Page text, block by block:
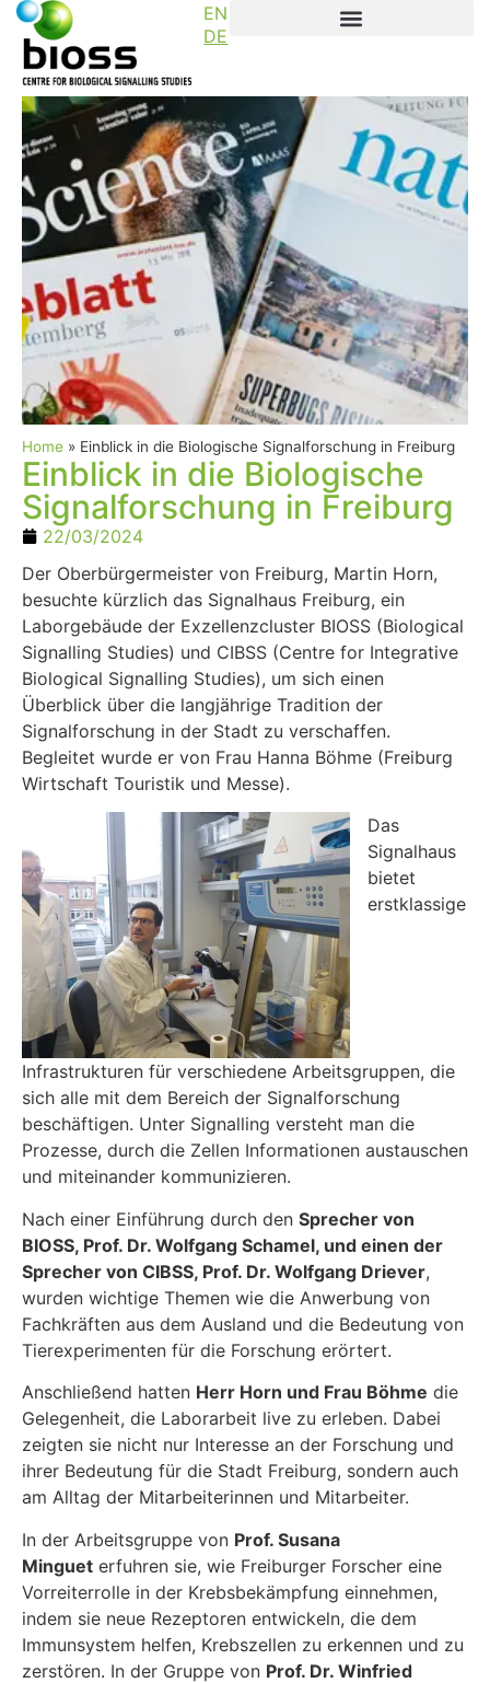
EN
DE
News
Home » Einblick in die Biologische Signalforschung in Freiburg
Einblick in die Biologische
Signalforschung in Freiburg
22/03/2024
Der Oberbürgermeister von Freiburg, Martin Horn,
besuchte kürzlich das Signalhaus Freiburg, ein
Laborgebäude der Exzellenzcluster BIOSS (Biological
Signalling Studies) und CIBSS (Centre for Integrative
Biological Signalling Studies), um sich einen
Überblick über die langjährige Tradition der
Signalforschung in der Stadt zu verschaffen.
Begleitet wurde er von Frau Hanna Böhme (Freiburg
Wirtschaft Touristik und Messe).
Das
Signalhaus
bietet
erstklassige
Infrastrukturen für verschiedene Arbeitsgruppen, die
sich alle mit dem Bereich der Signalforschung
beschäftigen. Unter Signalling versteht man die
Prozesse, durch die Zellen Informationen austauschen
und miteinander kommunizieren.
Nach einer Einführung durch den Sprecher von
BIOSS, Prof. Dr. Wolfgang Schamel, und einen der
Sprecher von CIBSS, Prof. Dr. Wolfgang Driever,
wurden wichtige Themen wie die Anwerbung von
Fachkräften aus dem Ausland und die Bedeutung von
Tierexperimenten für die Forschung erörtert.
Anschließend hatten Herr Horn und Frau Böhme die
Gelegenheit, die Laborarbeit live zu erleben. Dabei
zeigten sie nicht nur Interesse an der Forschung und
ihrer Bedeutung für die Stadt Freiburg, sondern auch
am Alltag der Mitarbeiterinnen und Mitarbeiter.
In der Arbeitsgruppe von Prof. Susana
Minguet erfuhren sie, wie Freiburger Forscher eine
Vorreiterrolle in der Krebsbekämpfung einnehmen,
indem sie neue Rezeptoren entwickeln, die dem
Immunsystem helfen, Krebszellen zu erkennen und zu
zerstören. In der Gruppe von Prof. Dr. Winfried